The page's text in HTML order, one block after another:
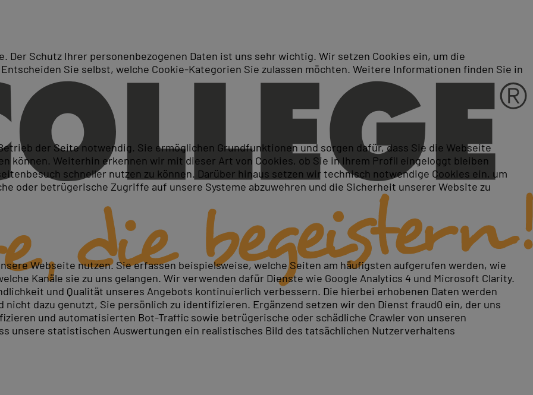
in Hamburg oder als Live-Online-Kurs:
strukturieren ITIL®4-Praktiken den IT-Betrieb. Die Zertifizierung gehört in vielen Hamburger
ITIL Schulung in Hamburg- aufeinander aufbauende Seminare.
Wertschöpfung, die vier Dimensionen des Service Managements, das Service Value System
bereitet gezielt auf die Zertifizierungsprüfung vor. Foundation Plus (I02, 3 Tage) bietet zusätzliche
Der Schutz Ihrer personenbezogenen Daten ist uns sehr wichtig. Wir setzen Cookies ein, um die
Sie selbst, welche Cookie-Kategorien Sie zulassen möchten. Weitere Informationen finden Sie in
der Seite notwendig. Sie ermöglichen Grundfunktionen und sorgen dafür, dass Sie die Webseite
können. Weiterhin erkennen wir mit dieser Art von Cookies, ob Sie in Ihrem Profil eingeloggt bleiben
schneller nutzen zu können. Darüber hinaus setzen wir technisch notwendige Cookies ein, um
oder betrügerische Zugriffe auf unsere Systeme abzuwehren und die Sicherheit unserer Website zu
Webseite nutzen. Sie erfassen beispielsweise, welche Seiten am häufigsten aufgerufen werden, wie
Kanäle sie zu uns gelangen. Wir verwenden dafür Dienste wie Google Analytics 4 und Microsoft Clarity.
und Qualität unseres Angebots kontinuierlich verbessern. Die hierbei erhobenen Daten werden
dazu genutzt, Sie persönlich zu identifizieren. Ergänzend setzen wir den Dienst fraud0 ein, der uns
und automatisierten Bot-Traffic sowie betrügerische oder schädliche Crawler von unseren
unsere statistischen Auswertungen ein realistisches Bild des tatsächlichen Nutzerverhaltens